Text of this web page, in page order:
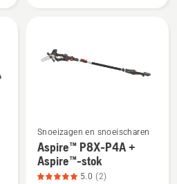
Bekijk
meer
Snoeizagen en snoeischaren
Aspire™ P8X-P4A +
Aspire™-stok
5.0 (2)